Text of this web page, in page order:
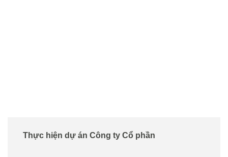
Thực hiện dự án Công ty Cổ phần